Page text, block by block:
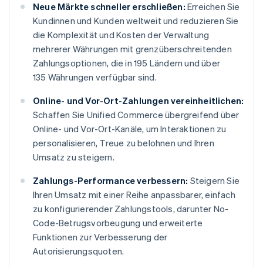
Neue Märkte schneller erschließen: Erreichen Sie
Kundinnen und Kunden weltweit und reduzieren Sie
die Komplexität und Kosten der Verwaltung
mehrerer Währungen mit grenzüberschreitenden
Zahlungsoptionen, die in 195 Ländern und über
135 Währungen verfügbar sind.
Online- und Vor-Ort-Zahlungen vereinheitlichen:
Schaffen Sie Unified Commerce übergreifend über
Online- und Vor-Ort-Kanäle, um Interaktionen zu
personalisieren, Treue zu belohnen und Ihren
Umsatz zu steigern.
Zahlungs-Performance verbessern: Steigern Sie
Ihren Umsatz mit einer Reihe anpassbarer, einfach
zu konfigurierender Zahlungstools, darunter No-
Code-Betrugsvorbeugung und erweiterte
Funktionen zur Verbesserung der
Autorisierungsquoten.